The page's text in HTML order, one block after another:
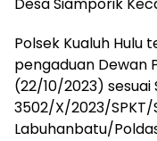
Desa Siamporik
Polsek Kualuh
pengaduan Dewan
(22/10/2023) sesuai
3502/X/2023/SPKT/
Labuhanbatu/